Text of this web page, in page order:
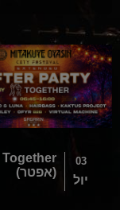
03
יול
Together
(אפטר)